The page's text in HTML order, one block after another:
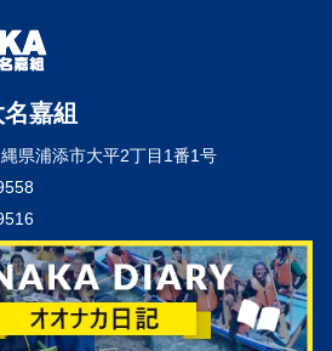
嘉組
県浦添市大平2丁目1番1号